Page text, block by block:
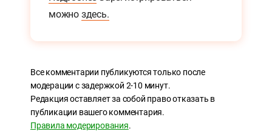
можно здесь.
Все комментарии публикуются только после
модерации с задержкой 2-10 минут.
Редакция оставляет за собой право отказать в
публикации вашего комментария.
Правила модерирования.